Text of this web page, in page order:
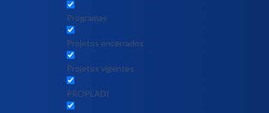
Programas
Projetos encerrados
Projetos vigentes
PROPLADI